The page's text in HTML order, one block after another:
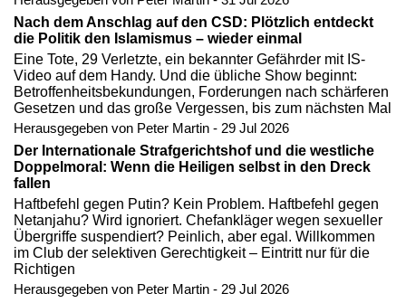
Nach dem Anschlag auf den CSD: Plötzlich entdeckt
die Politik den Islamismus – wieder einmal
Eine Tote, 29 Verletzte, ein bekannter Gefährder mit IS-
Video auf dem Handy. Und die übliche Show beginnt:
Betroffenheitsbekundungen, Forderungen nach schärferen
Gesetzen und das große Vergessen, bis zum nächsten Mal
Herausgegeben von Peter Martin - 29 Jul 2026
Der Internationale Strafgerichtshof und die westliche
Doppelmoral: Wenn die Heiligen selbst in den Dreck
fallen
Haftbefehl gegen Putin? Kein Problem. Haftbefehl gegen
Netanjahu? Wird ignoriert. Chefankläger wegen sexueller
Übergriffe suspendiert? Peinlich, aber egal. Willkommen
im Club der selektiven Gerechtigkeit – Eintritt nur für die
Richtigen
Herausgegeben von Peter Martin - 29 Jul 2026